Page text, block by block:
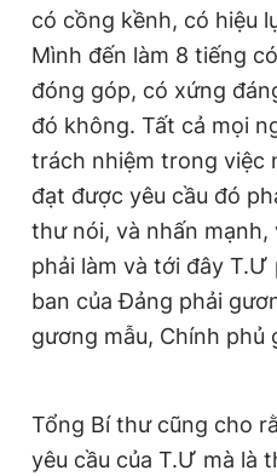
có cồng kềnh, có hiệu
Mình đến làm 8 tiếng
đóng góp, có xứng
đó không. Tất cả mọi
trách nhiệm trong việc
đạt được yêu cầu đó
thư nói, và nhấn mạnh,
phải làm và tới đây
ban của Đảng phải
gương mẫu, Chính phủ
Tổng Bí thư cũng cho
yêu cầu của T.Ư mà là